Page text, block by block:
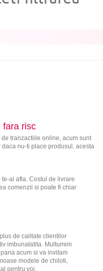
fara risc
tranzactiile online, acum sunt
nu-ti place produsul, acesta
ai afla. Costul de livrare
comenzii si poate fi chiar
de calitate clientilor
imbunatatita. Multumim
acum si va invitam
modele de chiloti,
pentru voi.